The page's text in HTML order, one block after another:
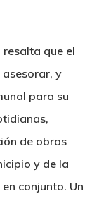
que el
y
para su
de obras
y de la
conjunto. Un